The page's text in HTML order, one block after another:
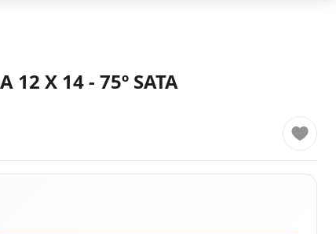
12 X 14 - 75º SATA